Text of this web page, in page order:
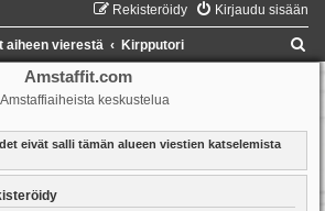
Kirjaudu sisään
Rekisteröidy
aiheen vierestä Kirpputori
Amstaffit.com
Amstaffiaiheista keskustelua
eivät salli tämän alueen viestien katselemista